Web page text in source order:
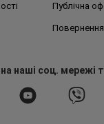
Публічна
наші соц. мережі